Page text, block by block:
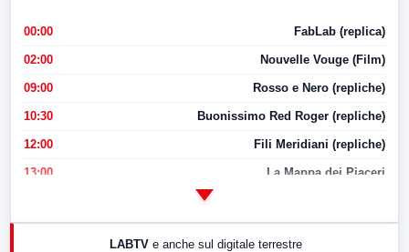
00:00 FabLab (replica)
02:00 Nouvelle Vouge (Film)
09:00 Rosso e Nero (repliche)
10:30 Buonissimo Red Roger (repliche)
12:00 Fili Meridiani (repliche)
13:00 La Mappa dei Piaceri
LABTV e anche sul digitale terrestre